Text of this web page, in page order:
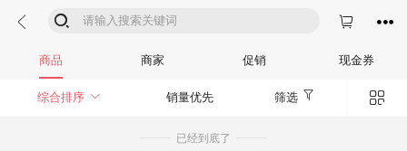
  

商品 商家 促销 现金券
综合排序  销量优先 筛选 
已经到底了